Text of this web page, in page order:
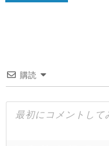
ー
シ
ョ
購読